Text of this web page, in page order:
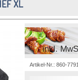
XL
inkl.
Artikel-Nr.: 860-